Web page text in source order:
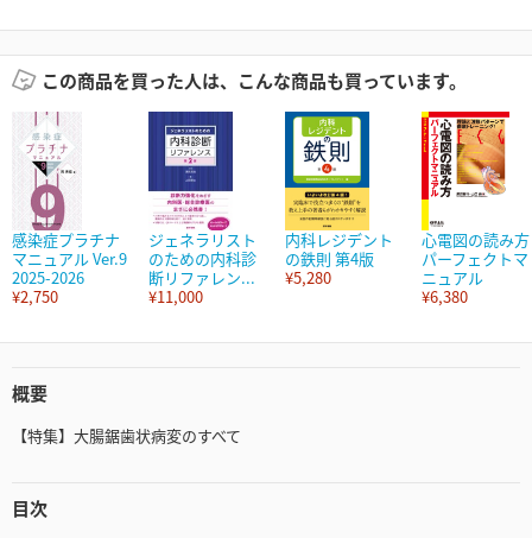
この商品を買った人は、こんな商品も買っています。
感染症プラチナ
マニュアル Ver.9
2025-2026
¥2,750
ジェネラリスト
のための内科診
断リファレン...
¥11,000
内科レジデント
の鉄則 第4版
¥5,280
心電図の読み方
パーフェクトマ
ニュアル
¥6,380
概要
【特集】大腸鋸歯状病変のすべて
目次